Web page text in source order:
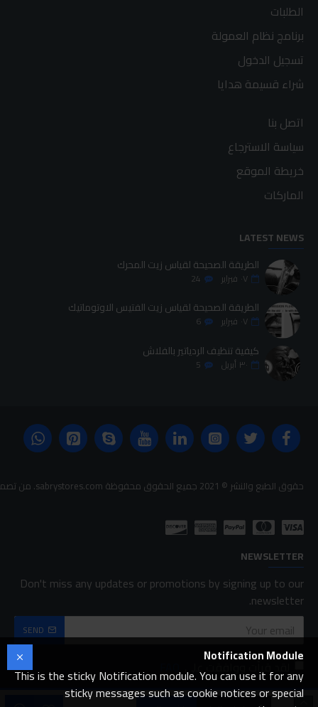
الطلبات
برنامج نظام العمولة
تسجيل الدخول
شراء قسيمة هدايا
اتصل بنا
سياسة الاسترجاع
خريطة الموقع
الماركات
LATEST NEWS
الطريقة الصحيحة لقياس زيت المحرك
٠٧ فبراير 24
الطريقة الصحيحة لقياس زيت الفتيس الاوتوماتيك
٠٧ فبراير 6
كيفية تنظيف الردياتير بالفلاش
٣٠ أبريل 5
حقوق الطبع والنشر © 2021 جميع الحقوق محفوظة sabrystores.com. من تصميم-
NEWSLETTER
Don't miss any updates or promotions by signing up to our
newsletter.
SEND
لقد قرأت ووافقت على FAQ
Notification Module
This is the sticky Notification module. You can use it for any
sticky messages such as cookie notices or special